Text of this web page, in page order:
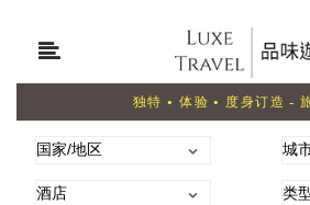
独特 • 体验 • 度身订造 -